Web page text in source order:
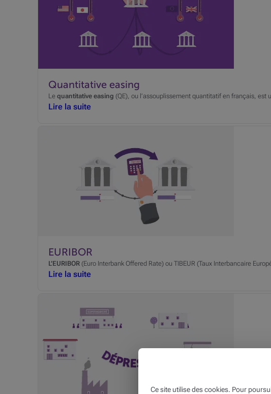
Quantitative easing
Le quantitative easing (QE), ou l’assouplissement quantitatif en français,
Lire la suite
EURIBOR
L’EURIBOR (Euro Interbank Offered Rate) ou TIBEUR (Taux Interbancaire
Lire la suite
Ce site utilise des cookies. Pour